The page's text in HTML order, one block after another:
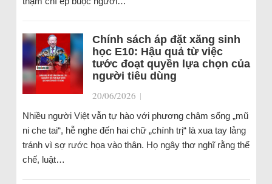
Chính sách áp đặt xăng sinh
học E10: Hậu quả từ việc
tước đoạt quyền lựa chọn của
người tiêu dùng
20/06/2026 |
Nhiều người Việt vẫn tự hào với phương châm sống „mũ
ni che tai“, hễ nghe đến hai chữ „chính trị“ là xua tay lảng
tránh vì sợ rước họa vào thân. Họ ngây thơ nghĩ rằng thể
chế, luật…